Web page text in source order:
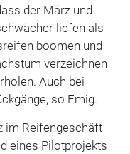
der März und
liefen als
boomen und
verzeichnen
Auch bei
so Emig.
im Reifengeschäft
eines Pilotprojekts